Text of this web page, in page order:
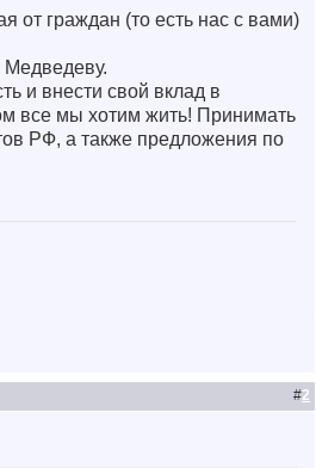
от граждан (то есть нас с вами)
Медведеву.
и внести свой вклад в
все мы хотим жить! Принимать
РФ, а также предложения по
#2